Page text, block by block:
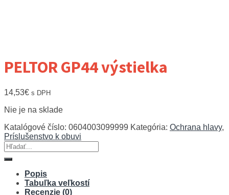
PELTOR GP44 výstielka
14,53€ s DPH
Nie je na sklade
Katalógové číslo: 0604003099999 Kategória: Ochrana hlavy,
Príslušenstvo k obuvi
Hľadať:
Popis
Tabuľka veľkostí
Recenzie (0)